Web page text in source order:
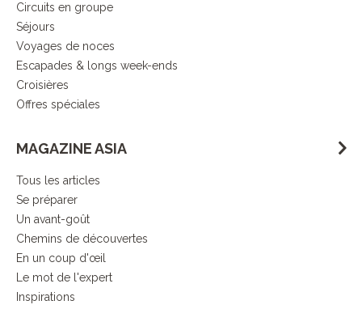
Circuits en groupe
Séjours
Voyages de noces
Escapades & longs week-ends
Croisières
Offres spéciales
MAGAZINE ASIA
Tous les articles
Se préparer
Un avant-goût
Chemins de découvertes
En un coup d'œil
Le mot de l'expert
Inspirations